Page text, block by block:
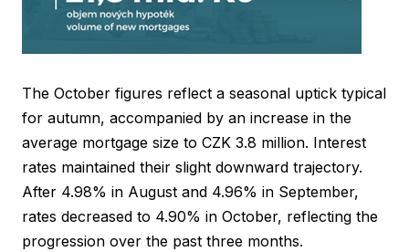
The October figures reflect a seasonal uptick typical
for autumn, accompanied by an increase in the
average mortgage size to CZK 3.8 million. Interest
rates maintained their slight downward trajectory.
After 4.98% in August and 4.96% in September,
rates decreased to 4.90% in October, reflecting the
progression over the past three months.